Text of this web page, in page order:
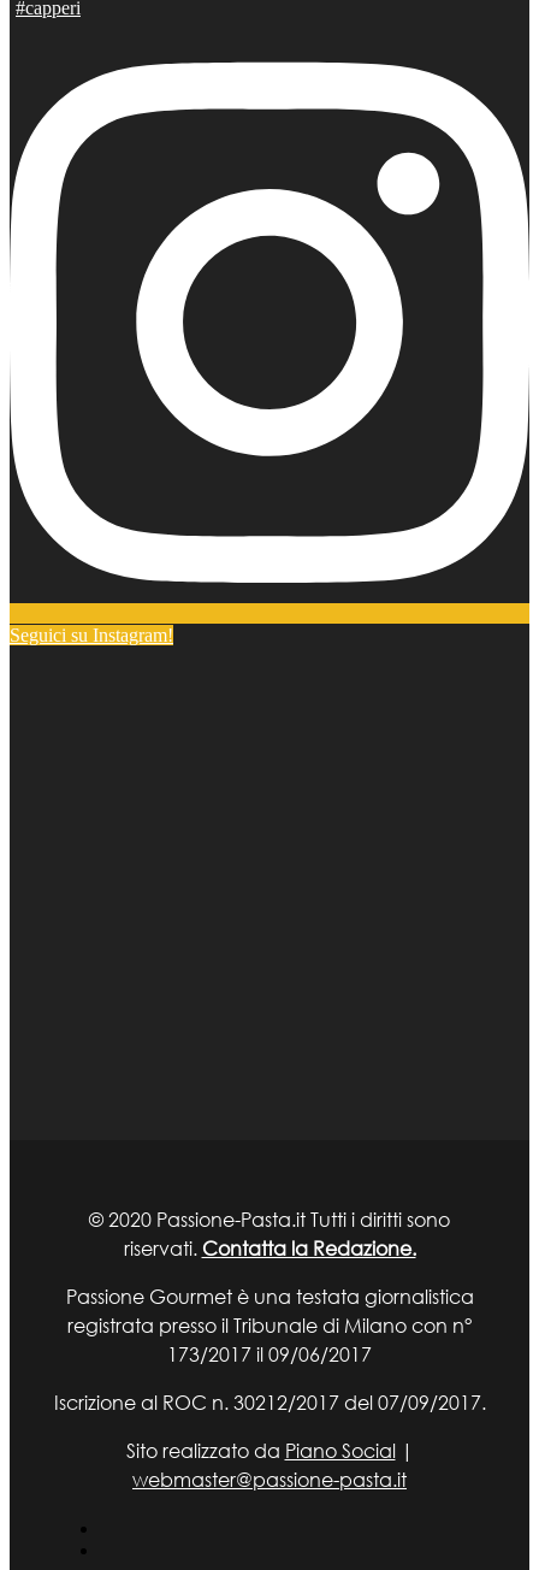
Seguici su Instagram!
© 2020 Passione-Pasta.it Tutti i diritti sono
riservati. Contatta la Redazione.
Passione Gourmet è una testata giornalistica
registrata presso il Tribunale di Milano con n°
173/2017 il 09/06/2017
Iscrizione al ROC n. 30212/2017 del 07/09/2017.
Sito realizzato da Piano Social|
webmaster@passione-pasta.it